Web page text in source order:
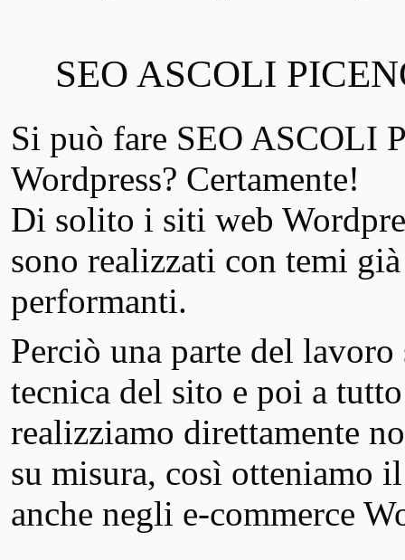
SEO ASCOLI
Si può fare SEO ASCOLI
Wordpress? Certamente!
Di solito i siti web
sono realizzati con temi
performanti.
Perciò una parte del
tecnica del sito e poi a
realizziamo direttamente
su misura, così otteniamo
anche negli e-commerce